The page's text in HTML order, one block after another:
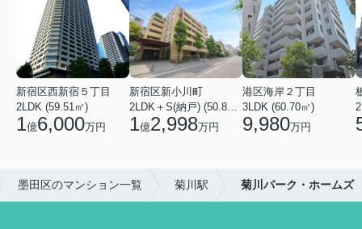
新宿区西新宿５丁目
2LDK (59.51㎡)
1億6,000万円
新宿区新小川町
2LDK＋S(納戸) (50.88㎡)
1億2,998万円
港区海岸２丁目
3LDK (60.70㎡)
9,980万円
墨田区のマンション一覧 菊川駅 菊川パーク・ホームズ